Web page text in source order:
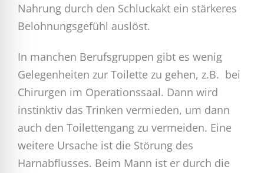
Nahrung durch den Schluckakt ein stärkeres
Belohnungsgefühl auslöst.
In manchen Berufsgruppen gibt es wenig
Gelegenheiten zur Toilette zu gehen, z.B. bei
Chirurgen im Operationssaal. Dann wird
instinktiv das Trinken vermieden, um dann
auch den Toilettengang zu vermeiden. Eine
weitere Ursache ist die Störung des
Harnabflusses. Beim Mann ist er durch die